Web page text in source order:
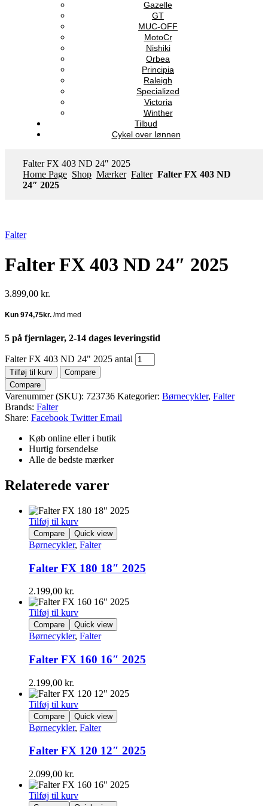
Gazelle
GT
MUC-OFF
MotoCr
Nishiki
Orbea
Principia
Raleigh
Specialized
Victoria
Winther
Tilbud
Cykel over lønnen
Falter FX 403 ND 24″ 2025
Home Page Shop Mærker Falter Falter FX 403 ND
24″ 2025
Falter
Falter FX 403 ND 24″ 2025
3.899,00 kr.
5 på fjernlager, 2-14 dages leveringstid
Falter FX 403 ND 24" 2025 antal
Tilføj til kurv
Compare
Compare
Varenummer (SKU): 723736 Kategorier: Børnecykler, Falter
Brands: Falter
Share: Facebook Twitter Email
Køb online eller i butik
Hurtig forsendelse
Alle de bedste mærker
Relaterede varer
Tilføj til kurv
Compare Quick view
Børnecykler, Falter
Falter FX 180 18″ 2025
2.199,00 kr.
Tilføj til kurv
Compare Quick view
Børnecykler, Falter
Falter FX 160 16″ 2025
2.199,00 kr.
Tilføj til kurv
Compare Quick view
Børnecykler, Falter
Falter FX 120 12″ 2025
2.099,00 kr.
Tilføj til kurv